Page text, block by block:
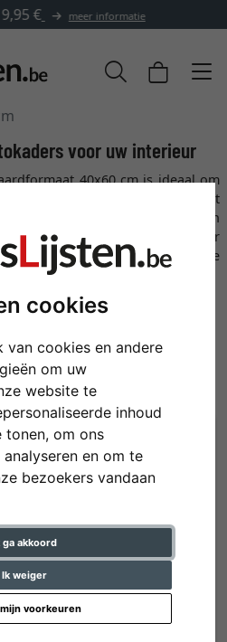
cookies
van cookies en andere
om uw
website te
inhoud
tonen, om ons
en om te
bezoekers vandaan
ga akkoord
Ik weiger
voorkeuren
om uit te kiezen
voor uw interieur
40x60 cm is ideaal om
stijlvol in scène te zetten. Bij het
zijn niet alleen de kwaliteit en
zoals kleur, het type kader
Bekijk nu ons uitgebreide
Aluminum kader Econ hoekig
vanaf 41,80 € *
Tip